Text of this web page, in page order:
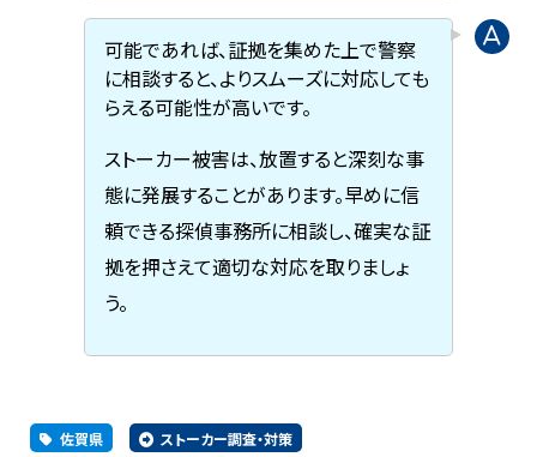
可能であれば、証拠を集めた上で警察
に相談すると、よりスムーズに対応しても
らえる可能性が高いです。
ストーカー被害は、放置すると深刻な事
態に発展することがあります。早めに信
頼できる探偵事務所に相談し、確実な証
拠を押さえて適切な対応を取りましょ
う。
佐賀県 ストーカー調査・対策